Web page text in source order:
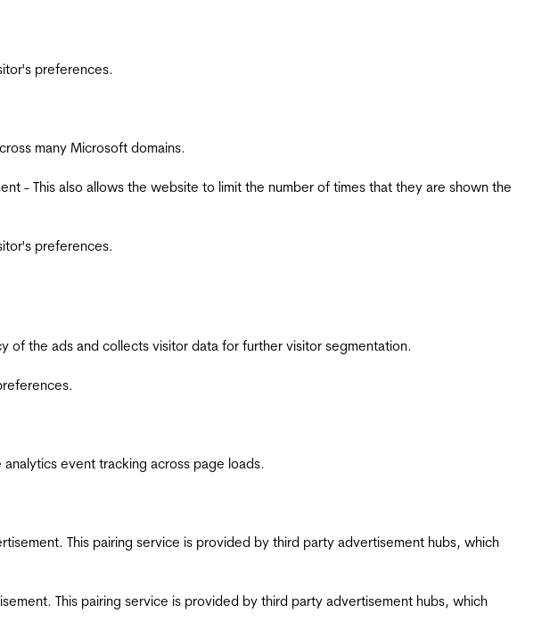
preferences.
many Microsoft domains.
- This also allows the website to limit the number of times that they are shown the
preferences.
the ads and collects visitor data for further visitor segmentation.
event tracking across page loads.
This pairing service is provided by third party advertisement hubs, which
This pairing service is provided by third party advertisement hubs, which